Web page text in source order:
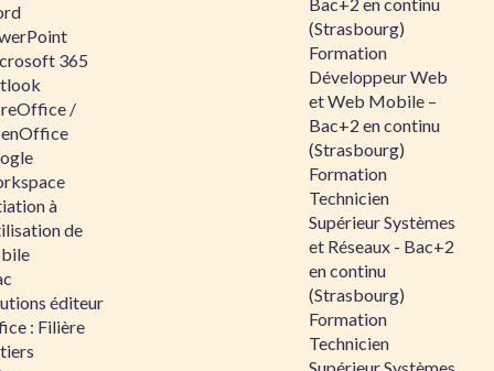
365
/
à
de
éditeur
: Filière
(Strasbourg)
Formation
Développeur Web
et Web Mobile –
Bac+2 en continu
(Strasbourg)
Formation
Technicien
Supérieur Systèmes
et Réseaux - Bac+2
en continu
(Strasbourg)
Formation
Technicien